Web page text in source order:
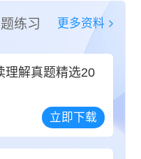
练习 更多资料
理解真题精选20
立即下载